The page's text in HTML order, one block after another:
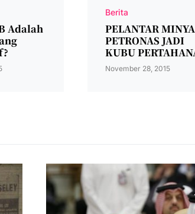
Adalah
Berita
PELANTAR
PETRONAS JADI
KUBU
November 28, 2015